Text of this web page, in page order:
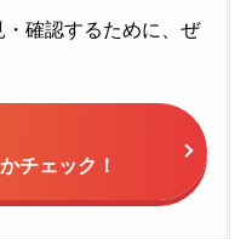
確認するために、ぜ
チェック！